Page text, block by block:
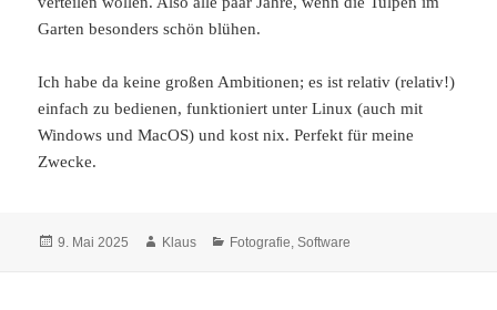
Garten besonders schön blühen.
Ich habe da keine großen Ambitionen; es ist relativ (relativ!)
einfach zu bedienen, funktioniert unter Linux (auch mit
Windows und MacOS) und kost nix. Perfekt für meine
Zwecke.
Veröffentlicht
9. Mai 2025 Autor
Klaus Kategorien
Fotografie ,Software